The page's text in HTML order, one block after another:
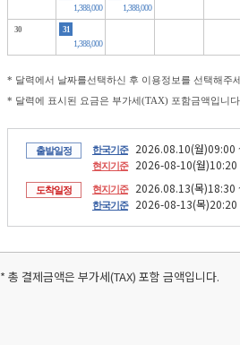
1,388,000 1,388,000
30 31
1,388,000
* 달력에서 날짜를선택하신 후 이용정보를 선택해주
* 달력에 표시된 요금은 부가세(TAX) 포함금액입니다.
출발일정 한국기준 2026.08.10(월)09:00
현지기준 2026-08-10(월)10:20
도착일정 현지기준 2026.08.13(목)18:30
한국기준 2026-08-13(목)20:20
* 총 결제금액은 부가세(TAX) 포함 금액입니다.